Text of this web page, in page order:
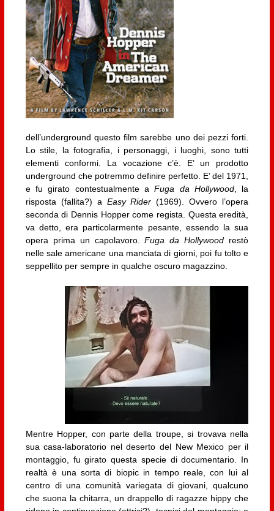
dell’underground questo film sarebbe uno dei pezzi forti.
Lo stile, la fotografia, i personaggi, i luoghi, sono tutti
elementi conformi. La vocazione c’è. E’ un prodotto
underground che potremmo definire perfetto. E’ del 1971,
e fu girato contestualmente aFuga da Hollywood, la
risposta (fallita?) a Easy Rider (1969). Ovvero l’opera
seconda di Dennis Hopper come regista. Questa eredità,
va detto, era particolarmente pesante, essendo la sua
opera prima un capolavoro.Fuga da Hollywood restò
nelle sale americane una manciata di giorni, poi fu tolto e
seppellito per sempre in qualche oscuro magazzino.
Mentre Hopper, con parte della troupe, si trovava nella
sua casa-laboratorio nel deserto del New Mexico per il
montaggio, fu girato questa specie di documentario. In
realtà è una sorta di biopic in tempo reale, con lui al
centro di una comunità variegata di giovani, qualcuno
che suona la chitarra, un drappello di ragazze hippy che